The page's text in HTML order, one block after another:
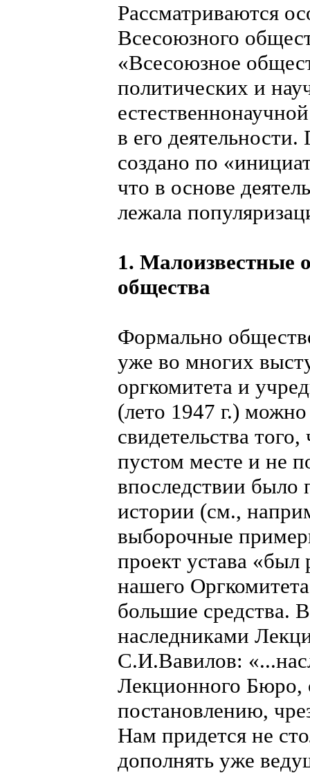
Рассматриваются
Всесоюзного
«Всесоюзное
политических и
в его
создано по
что в основе
лежала
1. Малоизвестные
общества
Формально
уже во многих
оргкомитета и
(лето 1947 г.)
свидетельства
пустом месте и не
впоследствии было
истории (см.,
выборочные
проект устава «был
нашего
большие средства.
наследниками
С.И.Вавилов:
Лекционного Бюро,
постановлению,
Нам придется не
дополнять уже